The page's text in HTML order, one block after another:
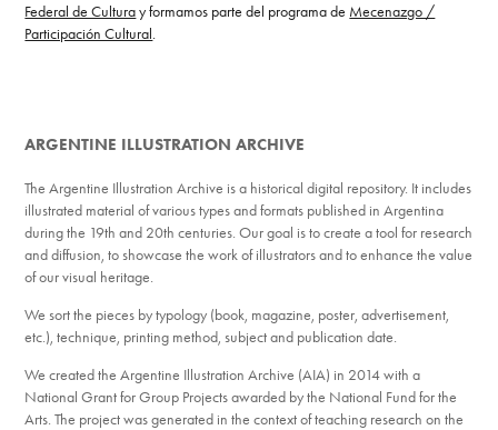
Federal de Culturay formamos parte del programa de Mecenazgo /
Participación Cultural.
ARGENTINE ILLUSTRATION ARCHIVE
The Argentine Illustration Archive is a historical digital repository. It includes
illustrated material of various types and formats published in Argentina
during the 19th and 20th centuries. Our goal is to create a tool for research
and diffusion, to showcase the work of illustrators and to enhance the value
of our visual heritage.
We sort the pieces by typology (book, magazine, poster, advertisement,
etc.), technique, printing method, subject and publication date.
We created the Argentine Illustration Archive (AIA) in 2014 with a
National Grant for Group Projects awarded by the National Fund for the
Arts. The project was generated in the context of teaching research on the